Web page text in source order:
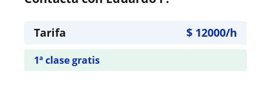
Tarifa $ 12000/h
1ª clase gratis